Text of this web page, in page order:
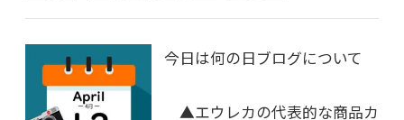
今日は何の日ブログについて
▲エウレカの代表的な商品カ